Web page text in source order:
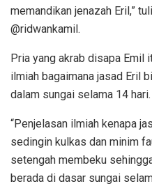
memandikan jenazah Eril,”
@ridwankamil.
Pria yang akrab disapa Emil
ilmiah bagaimana jasad Eril
dalam sungai selama 14 hari.
“Penjelasan ilmiah kenapa
sedingin kulkas dan minim
setengah membeku
berada di dasar sungai